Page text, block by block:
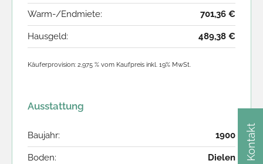
Kontakt
Warm-/Endmiete: 701,36 €
Hausgeld: 489,38 €
Käuferprovision: 2,975 % vom Kaufpreis inkl. 19% MwSt.
Ausstattung
Baujahr: 1900
Boden: Dielen